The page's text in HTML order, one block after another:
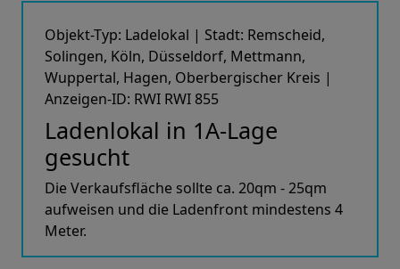
Objekt-Typ: Ladelokal | Stadt: Remscheid,
Solingen, Köln, Düsseldorf, Mettmann,
Wuppertal, Hagen, Oberbergischer Kreis |
Anzeigen-ID: RWI RWI 855
Ladenlokal in 1A-Lage
gesucht
Die Verkaufsfläche sollte ca. 20qm - 25qm
aufweisen und die Ladenfront mindestens 4
Meter.